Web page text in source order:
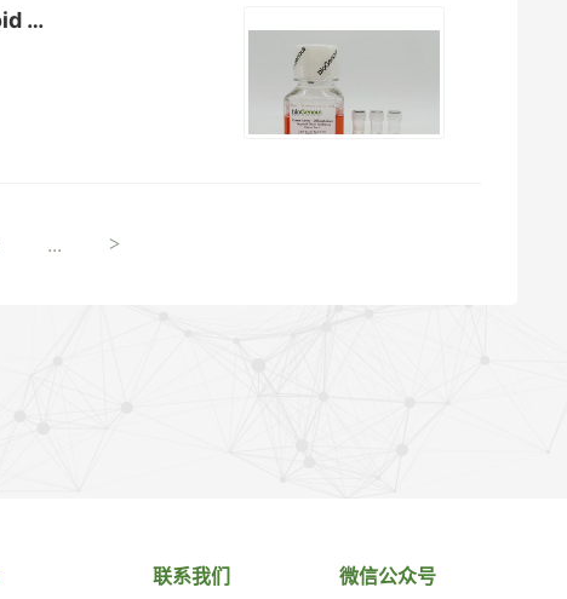
人气管分化Human Airway (Differentiation) Organoid Kit (Serum- free) （K...
... >
联系我们 微信公众号